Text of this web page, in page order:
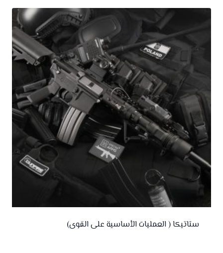
ستاتيكا ( العمليات الأساسية على القوى)